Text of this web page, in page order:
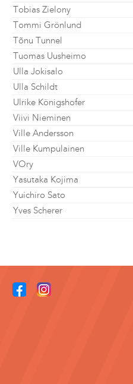
Tobias Zielony
Tommi Grönlund
Tõnu Tunnel
Tuomas Uusheimo
Ulla Jokisalo
Ulla Schildt
Ulrike Königshofer
Viivi Nieminen
Ville Andersson
Ville Kumpulainen
VOry
Yasutaka Kojima
Yuichiro Sato
Yves Scherer